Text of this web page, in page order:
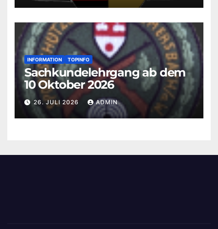
INFORMATION TOPINFO
Sachkundelehrgang ab dem
10 Oktober 2026
26. JULI 2026 ADMIN